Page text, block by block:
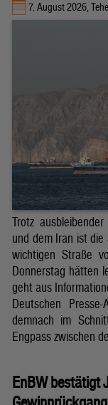
7. August 2026,
Trotz
und dem Iran ist
wichtigen Straße
Donnerstag hätten
geht aus
Deutschen
demnach im
Engpass zwischen
EnBW bestätigt